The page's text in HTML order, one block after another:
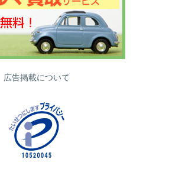
広告掲載について